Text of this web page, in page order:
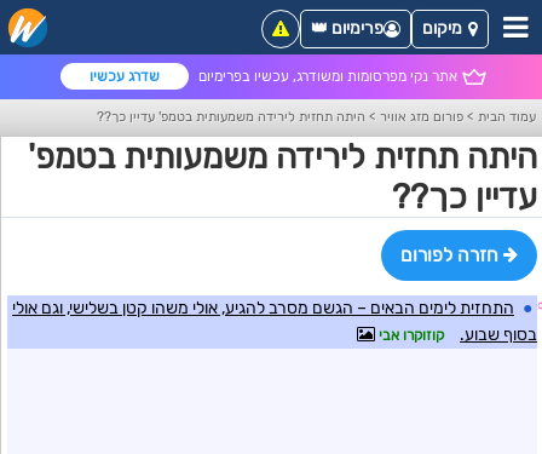
אתר נקי מפרסומות ומשודרג, עכשיו בפרימיום שדרג עכשיו
מיקום פרימיום 👑
עמוד הבית > פורום מזג אוויר > היתה תחזית לירידה משמעותית בטמפ' עדיין כך??
היתה תחזית לירידה משמעותית בטמפ'
עדיין כך??
חזרה לפורום
● התחזית לימים הבאים – הגשם מסרב להגיע, אולי משהו קטן בשלישי, וגם אולי
בסוף שבוע.
קוזוקרו אבי